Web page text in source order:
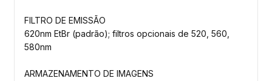
FILTRO DE EMISSÃO
620nm EtBr (padrão); filtros opcionais de 520, 560,
580nm
ARMAZENAMENTO DE IMAGENS